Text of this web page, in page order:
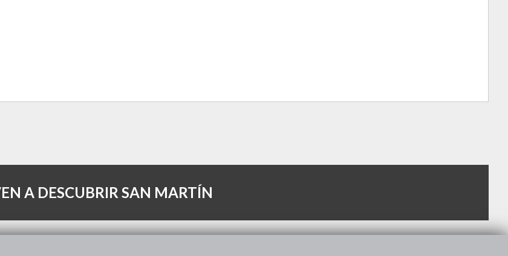
A DESCUBRIR SAN MARTÍN